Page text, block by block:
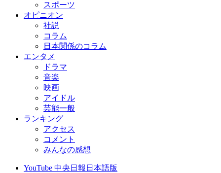
スポーツ
オピニオン
社説
コラム
日本関係のコラム
エンタメ
ドラマ
音楽
映画
アイドル
芸能一般
ランキング
アクセス
コメント
みんなの感想
YouTube 中央日報日本語版